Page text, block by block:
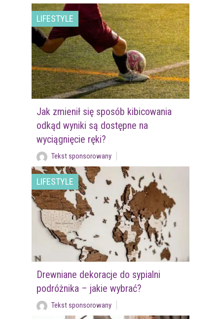
LIFESTYLE
Jak zmienił się sposób kibicowania
odkąd wyniki są dostępne na
wyciągnięcie ręki?
Tekst sponsorowany
LIFESTYLE
Drewniane dekoracje do sypialni
podróżnika – jakie wybrać?
Tekst sponsorowany